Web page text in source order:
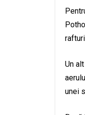
Un
unei